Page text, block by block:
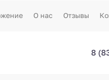
О нас Отзывы
8